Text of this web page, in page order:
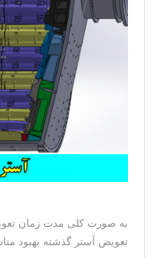
به صورت کلی مدت زمان
تعویض آستر گذشته بهبود